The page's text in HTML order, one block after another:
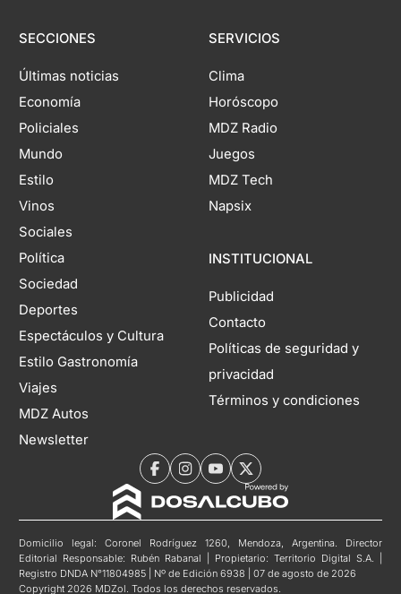
SECCIONES
Últimas noticias
Economía
Policiales
Mundo
Estilo
Vinos
Sociales
Política
Sociedad
Deportes
Espectáculos y Cultura
Estilo Gastronomía
Viajes
MDZ Autos
Newsletter
SERVICIOS
Clima
Horóscopo
MDZ Radio
Juegos
MDZ Tech
Napsix
INSTITUCIONAL
Publicidad
Contacto
Políticas de seguridad y
privacidad
Términos y condiciones
Domicilio legal: Coronel Rodríguez 1260, Mendoza, Argentina. Director
Editorial Responsable: Rubén Rabanal | Propietario: Territorio Digital S.A. |
Registro DNDA N°11804985 | Nº de Edición 6938 | 07 de agosto de 2026
Copyright 2026 MDZol. Todos los derechos reservados.